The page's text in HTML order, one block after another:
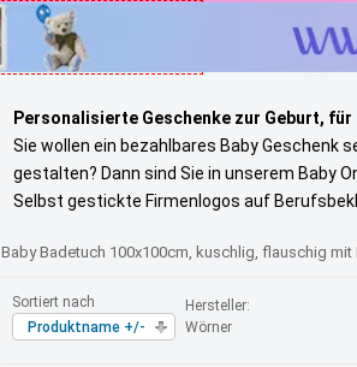
Personalisierte Geschenke zur Geburt,
Sie wollen ein bezahlbares Baby Geschenk
gestalten? Dann sind Sie in unserem Baby
Selbst gestickte Firmenlogos auf
Baby Badetuch 100x100cm, kuschlig, flauschig
Sortiert nach
Produktname +/-
Hersteller:
Wörner